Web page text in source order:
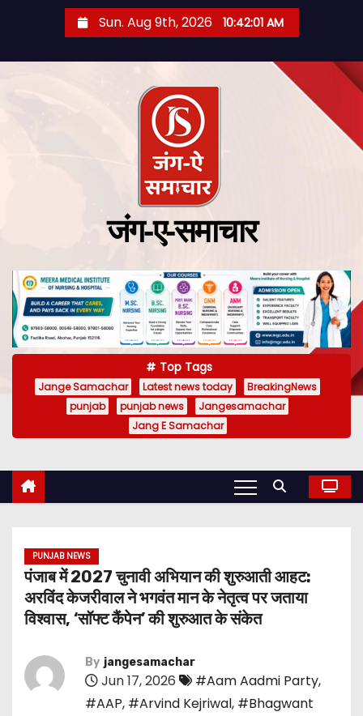
Sun. Aug 9th, 2026 10:42:02 AM
जंग-ए-समाचार
Top Tags
Jange Samachar Latest news today
BreakingNews
punjab
punjab news
Jangesamachar
Jang E Samachar
PUNJAB NEWS
पंजाब में 2027 चुनावी अभियान की शुरुआती आहट:
अरविंद केजरीवाल ने भगवंत मान के नेतृत्व पर जताया
विश्वास, ‘सॉफ्ट कैंपेन’ की शुरुआत के संकेत
By jangesamachar
Jun 17, 2026 #Aam Aadmi Party,
#AAP, #Arvind Kejriwal, #Bhagwant